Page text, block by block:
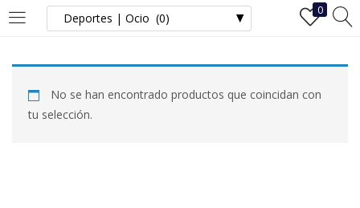
0
INICIAR SESIÓN REGISTRO
Ingrese su nombre de usuario y contraseña para iniciar sesión.
No se han encontrado productos que coincidan con
tu selección.